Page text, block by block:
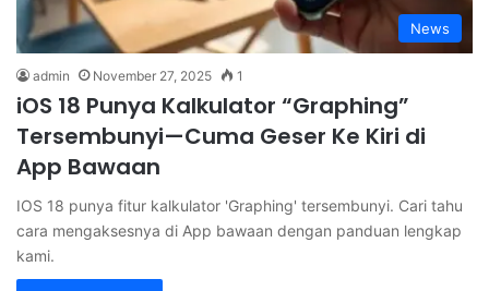
News
admin November 27, 2025 1
iOS 18 Punya Kalkulator “Graphing”
Tersembunyi—Cuma Geser Ke Kiri di
App Bawaan
IOS 18 punya fitur kalkulator 'Graphing' tersembunyi. Cari tahu
cara mengaksesnya di App bawaan dengan panduan lengkap
kami.